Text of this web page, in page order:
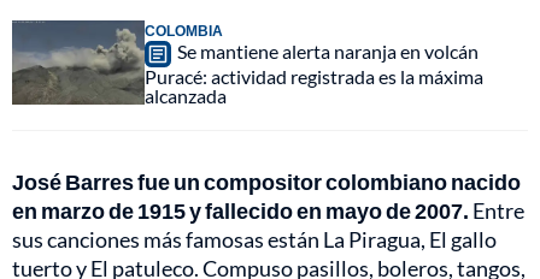
COLOMBIA
Se mantiene alerta naranja en volcán
Puracé: actividad registrada es la máxima
alcanzada
José Barres fue un compositor colombiano nacido
en marzo de 1915 y fallecido en mayo de 2007. Entre
sus canciones más famosas están La Piragua, El gallo
tuerto y El patuleco. Compuso pasillos, boleros, tangos,